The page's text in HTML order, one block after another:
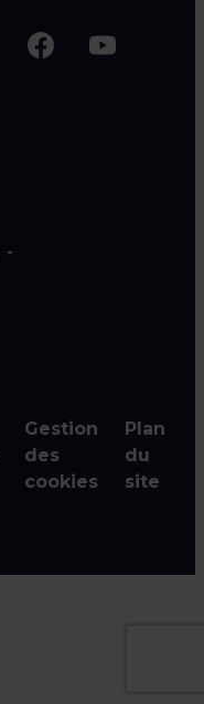
Gestion
des
cookies
Plan
du
site